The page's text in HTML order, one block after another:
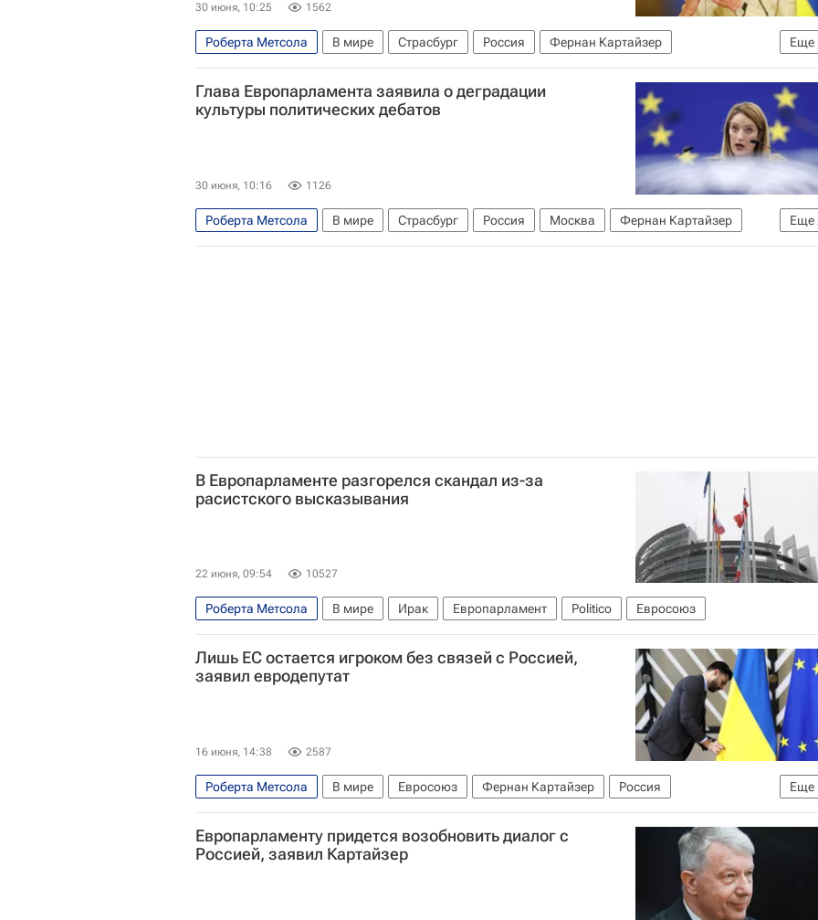
30 июня, 10:25 1562
Еще
Роберта Метсола В мире Страсбург Россия
Фернан Картайзер
Европарламент
Евросоюз
Глава Европарламента заявила о деградации
культуры политических дебатов
30 июня, 10:16 1126
Еще
Роберта Метсола В мире Страсбург Россия Москва
Фернан Картайзер
Европарламент
Евросоюз
В Европарламенте разгорелся скандал из-за
расистского высказывания
22 июня, 09:54 10527
Роберта Метсола В мире Ирак Европарламент Politico Евросоюз
Лишь ЕС остается игроком без связей с Россией,
заявил евродепутат
16 июня, 14:38 2587
Еще
Роберта Метсола В мире Евросоюз Фернан Картайзер
Россия
Европарламент
Европарламенту придется возобновить диалог с
Россией, заявил Картайзер